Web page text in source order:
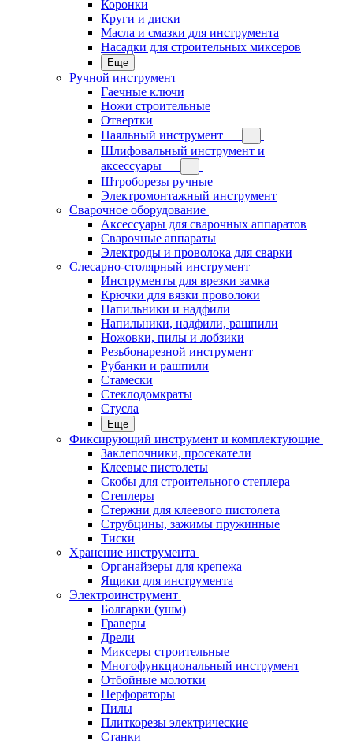
Коронки
Круги и диски
Масла и смазки для инструмента
Насадки для строительных миксеров
Еще
Ручной инструмент
Гаечные ключи
Ножи строительные
Отвертки
Паяльный инструмент
Шлифовальный инструмент и
аксессуары
Штроборезы ручные
Электромонтажный инструмент
Сварочное оборудование
Аксессуары для сварочных аппаратов
Сварочные аппараты
Электроды и проволока для сварки
Слесарно-столярный инструмент
Инструменты для врезки замка
Крючки для вязки проволоки
Напильники и надфили
Напильники, надфили, рашпили
Ножовки, пилы и лобзики
Резьбонарезной инструмент
Рубанки и рашпили
Стамески
Стеклодомкраты
Стусла
Еще
Фиксирующий инструмент и комплектующие
Заклепочники, просекатели
Клеевые пистолеты
Скобы для строительного степлера
Степлеры
Стержни для клеевого пистолета
Струбцины, зажимы пружинные
Тиски
Хранение инструмента
Органайзеры для крепежа
Ящики для инструмента
Электроинструмент
Болгарки (ушм)
Граверы
Дрели
Миксеры строительные
Многофункциональный инструмент
Отбойные молотки
Перфораторы
Пилы
Плиткорезы электрические
Станки